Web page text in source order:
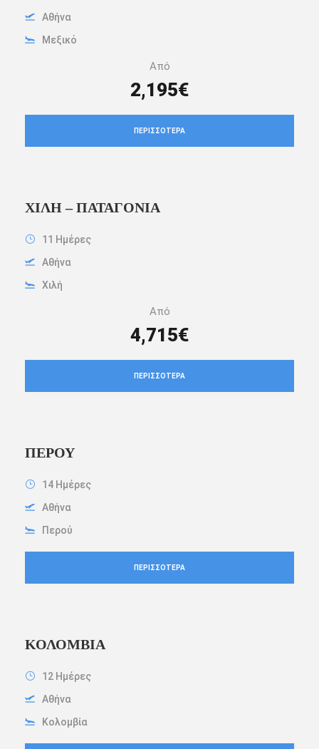
Αθήνα
Μεξικό
Από
2,195€
ΠΕΡΙΣΣΌΤΕΡΑ
ΧΙΛΉ – ΠΑΤΑΓΟΝΊΑ
11 Ημέρες
Αθήνα
Χιλή
Από
4,715€
ΠΕΡΙΣΣΌΤΕΡΑ
ΠΕΡΟΎ
14 Ημέρες
Αθήνα
Περού
ΠΕΡΙΣΣΌΤΕΡΑ
ΚΟΛΟΜΒΊΑ
12 Ημέρες
Αθήνα
Κολομβία